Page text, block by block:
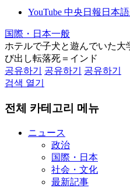
YouTube 中央日報日本
国際・日本一般
ホテルで子犬と遊んでいた
び出し転落死＝インド
공유하기
공유하기
공유하기
검색 열기
전체 카테고리 메뉴
ニュース
政治
国際・日本
社会・文化
最新記事